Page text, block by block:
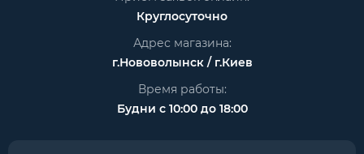
Круглосуточно
Адрес магазина:
г.Нововолынск / г.Киев
Время работы:
Будни с 10:00 до 18:00